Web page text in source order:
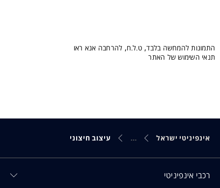
התמונות להמחשה בלבד, ט.ל.ח, להרחבה אנא ראו
תנאי השימוש של האתר
אינפיניטי ישראל עיצוב חיצוני
רכבי אינפיניטי